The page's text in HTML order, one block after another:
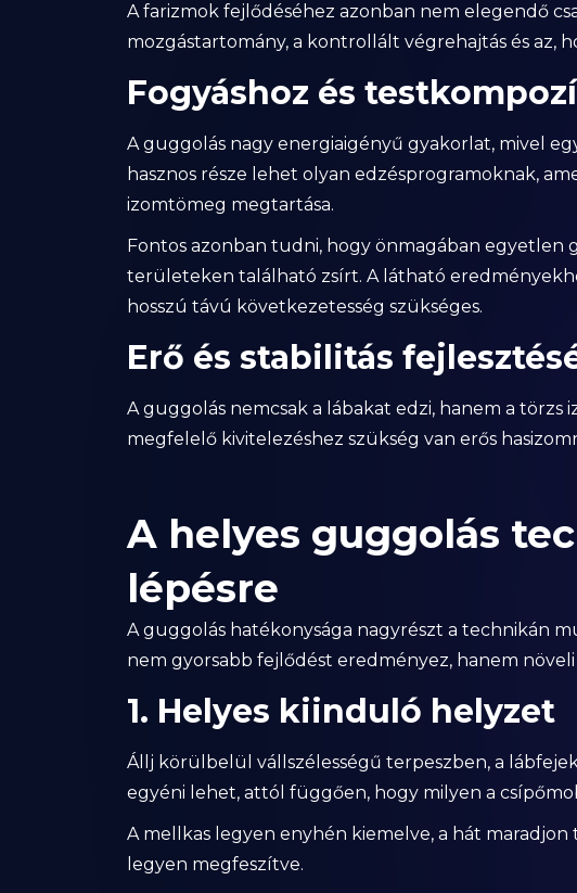
A farizmok fejlődéséhez azonban nem elegendő
mozgástartomány, a kontrollált végrehajtás és az,
Fogyáshoz és
A guggolás nagy energiaigényű gyakorlat, mivel
hasznos része lehet olyan edzésprogramoknak,
izomtömeg megtartása.
Fontos azonban tudni, hogy önmagában egyetlen
területeken található zsírt. A látható
hosszú távú következetesség szükséges.
Erő és stabilitás
A guggolás nemcsak a lábakat edzi, hanem a törzs
megfelelő kivitelezéshez szükség van erős
A helyes guggolás
lépésre
A guggolás hatékonysága nagyrészt a technikán
nem gyorsabb fejlődést eredményez, hanem növeli
1. Helyes kiinduló helyzet
Állj körülbelül vállszélességű terpeszben, a
egyéni lehet, attól függően, hogy milyen a
A mellkas legyen enyhén kiemelve, a hát
legyen megfeszítve.